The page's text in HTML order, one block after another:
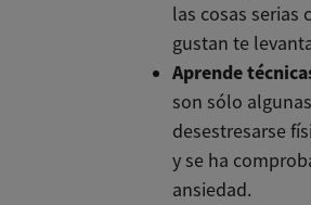
las cosas serias
gustan te
Aprende
son sólo
desestresarse
y se ha
ansiedad.